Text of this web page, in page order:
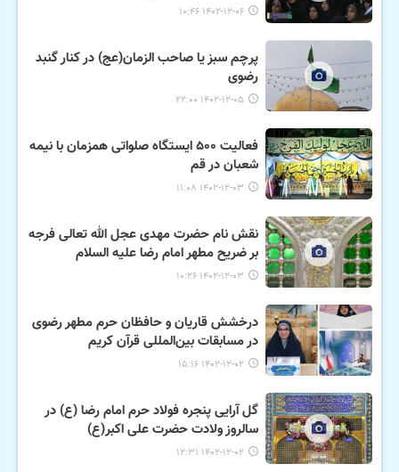
۱۴۰۲-۱۲-۰۶ ۱۰:۴۶
پرچم سبز یا صاحب الزمان(عج) در کنار گنبد
رضوی
۱۴۰۲-۱۲-۰۵ ۲۲:۰۰
فعالیت ۵۰۰ ایستگاه صلواتی همزمان با نیمه
شعبان در قم
۱۴۰۲-۱۲-۰۳ ۱۱:۰۸
نقش نام حضرت مهدی عجل الله تعالی فرجه
بر ضریح مطهر امام رضا علیه السلام
۱۴۰۲-۱۲-۰۳ ۱۰:۲۶
درخشش قاریان و حافظان حرم مطهر رضوی
در مسابقات بین‌المللی قرآن کریم
۱۴۰۲-۱۲-۰۲ ۱۵:۱۶
گل آرایی پنجره فولاد حرم امام رضا (ع) در
سالروز ولادت حضرت علی اکبر(ع)
۱۴۰۲-۱۲-۰۲ ۱۲:۳۱